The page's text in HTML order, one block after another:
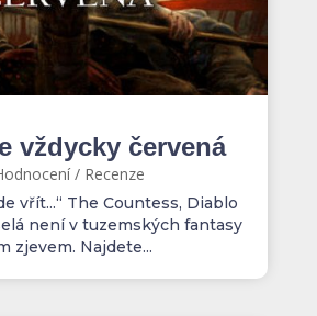
vždycky červená
/ Recenze
vřít...“ The Countess, Diablo
není v tuzemských fantasy
zjevem. Najdete...